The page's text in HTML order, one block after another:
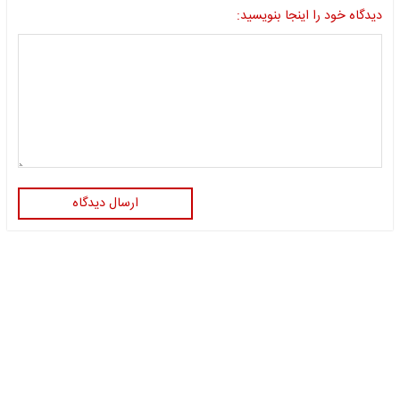
دیدگاه خود را اینجا بنویسید:
ارسال دیدگاه